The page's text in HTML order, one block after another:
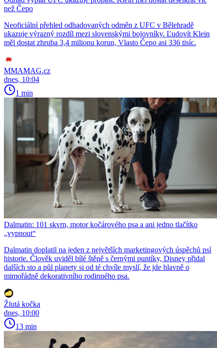
než Čepo
Neoficiální přehled odhadovaných odměn z UFC v Bělehradě
ukazuje výrazný rozdíl mezi slovenskými bojovníky. Ľudovít Klein
měl dostat zhruba 3,4 milionu korun, Vlasto Čepo asi 336 tisíc.
MMAMAG.cz
dnes, 10:04
1 min
Dalmatin: 101 skvrn, motor kočárového psa a ani jedno tlačítko
„vypnout“
Dalmatin doplatil na jeden z největších marketingových úspěchů psí
historie. Člověk uviděl bílé štěně s černými puntíky, Disney přidal
dalších sto a půl planety si od té chvíle myslí, že jde hlavně o
mimořádně dekorativního rodinného psa.
Žlutá kočka
dnes, 10:00
13 min